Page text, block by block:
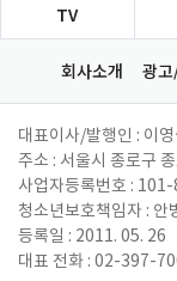
TV
회사소개 광고
대표이사/발행인 : 이영
주소 : 서울시 종로구
사업자등록번호 :
청소년보호책임자 : 안
등록일 : 2011. 05. 26
대표 전화 : 02-397-